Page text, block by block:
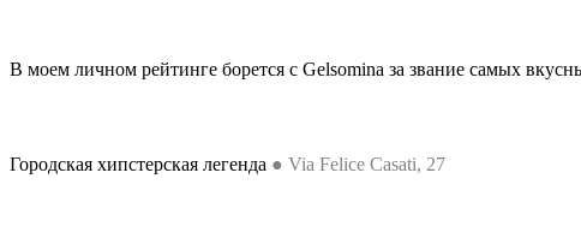
В моем личном рейтинге борется с Gelsomina за звание самых
Городская хипстерская легенда ● Via Felice Casati, 27